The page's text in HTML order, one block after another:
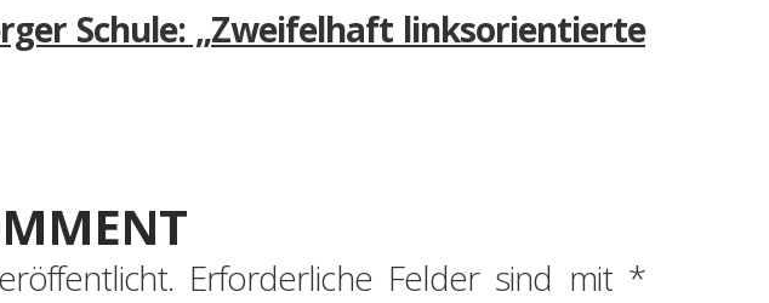
Schule: „Zweifelhaft linksorientierte
Erforderliche Felder sind mit *